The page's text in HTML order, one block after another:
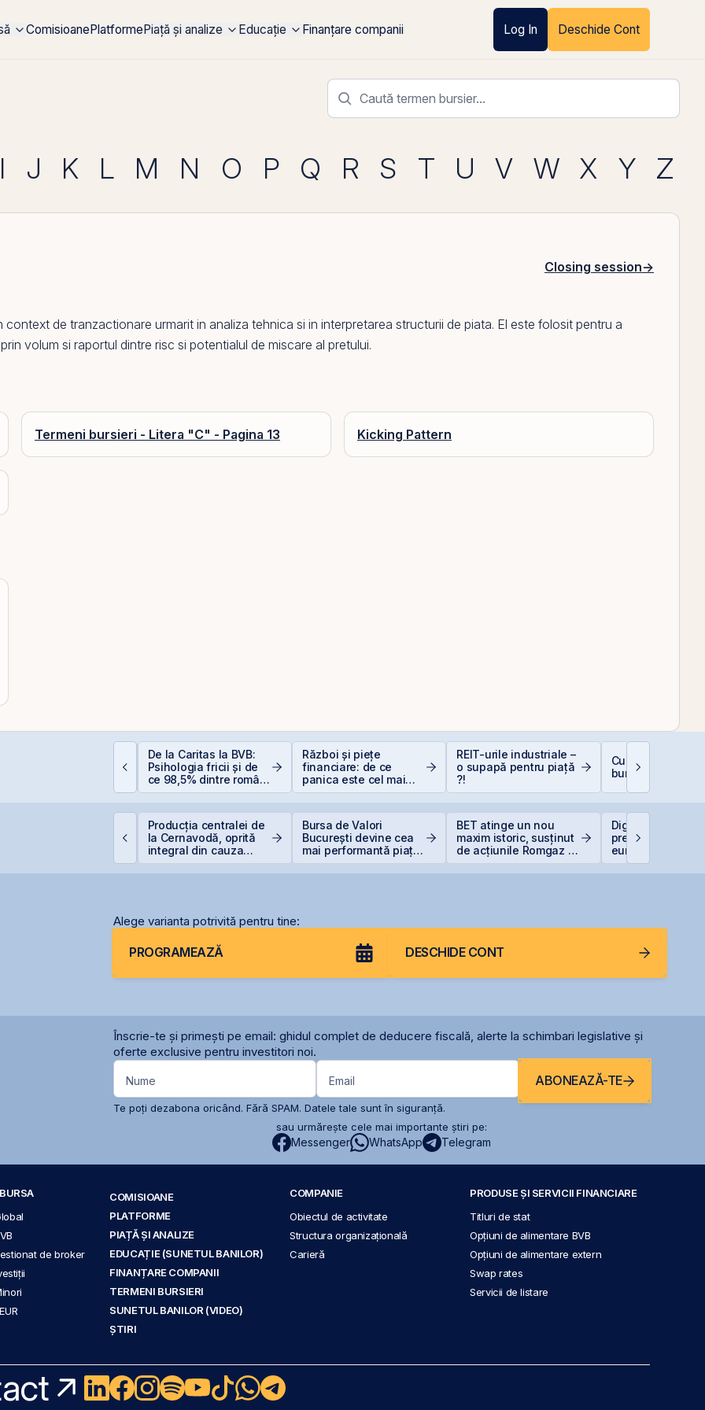
ComisioanePlatformePiață și analize Educație Finanțare companii Log In Deschide Cont
I J K L M N O P Q R S T U V W X Y Z
Closing session→
context de tranzactionare urmarit in analiza tehnica si in interpretarea structurii de piata. El este folosit pentru a
prin volum si raportul dintre risc si potentialul de miscare al pretului.
Termeni bursieri - Litera "C" - Pagina 13 Kicking Pattern
De la Caritas la BVB:
Psihologia fricii și de
ce 98,5% dintre români
evită investițiile la
Război și piețe
financiare: de ce
panica este cel mai
scump sfat
REIT-urile industriale –
o supapă pentru piață
?!
Cum deschizi
bursă în 10
Producția centralei de
la Cernavodă, oprită
integral din cauza
Bursa de Valori
București devine cea
mai performantă piață
BET atinge un nou
maxim istoric, susținut
de acțiunile Romgaz și
Digi Spain
prețul IPO la 5,60
euro/acțiune
Alege varianta potrivită pentru tine:
PROGRAMEAZĂ DESCHIDE CONT
Înscrie-te și primești pe email: ghidul complet de deducere fiscală, alerte la schimbari legislative și
oferte exclusive pentru investitori noi.
Nume Email ABONEAZĂ-TE
Te poți dezabona oricând. Fără SPAM. Datele tale sunt în siguranță.
sau urmărește cele mai importante știri pe:
Messenger WhatsApp Telegram
de broker
COMISIOANE
PLATFORME
PIAȚĂ ȘI ANALIZE
EDUCAȚIE (SUNETUL BANILOR)
FINANȚARE COMPANII
TERMENI BURSIERI
SUNETUL BANILOR (VIDEO)
ȘTIRI
COMPANIE
Obiectul de activitate
Structura organizațională
Carieră
PRODUSE ȘI SERVICII FINANCIARE
Titluri de stat
Opțiuni de alimentare BVB
Opțiuni de alimentare extern
Swap rates
Servicii de listare